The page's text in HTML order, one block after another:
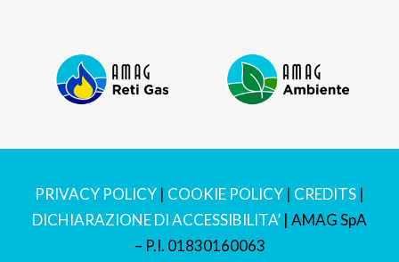
PRIVACY POLICY | COOKIE POLICY | CREDITS |
DICHIARAZIONE DI ACCESSIBILITA’ | AMAG SpA
– P.I. 01830160063